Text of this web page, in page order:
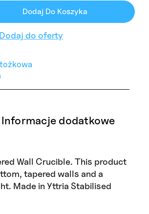
Dodaj Do Koszyka
Dodaj do oferty
Informacje dodatkowe
Wall Crucible. This product
tapered walls and a
Made in Yttria Stabilised